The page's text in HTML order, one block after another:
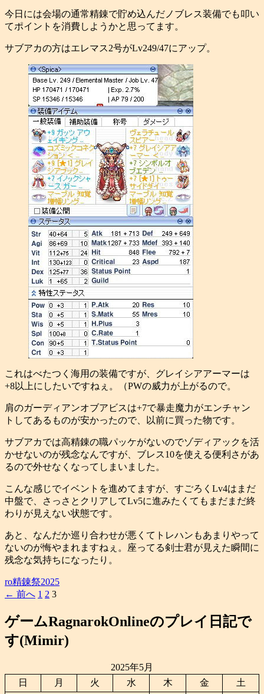
今日には会場の通常精錬で貯め込んだノブレス装備でも叩い
てポイントを消費しようかと思ってます。
サブアカの方はエレマス2号がLv249/47にアップ。
これはべたつく海用の装備ですが、グレイシアアーマーは
+8以上にしたいですねぇ。（PWの威力が上がるので。
肩のガーディアンオブアビスは+7で暴走魔力がエンチャン
トしてあるものが安かったので、以前に買った物です。
サブアカでは高精錬の職パッケがないのでゾディアックを活
かせないのが残念なんですが、ブレス10を使える便利さがあ
るので外せなくなってしまいました。
こんな感じでイベントを進めてますが、すごろくLv4はまだ
中盤で、さっさとクリアしてLv5に進みたくてもまだまだ終
わりが見えない状態です。
あと、なんだか巡り合わせが悪くてトレハンもあまりやって
ないのが悔やまれますねぇ。座ってる剣士君が見えた瞬間に
残念な気持ちになったり。
ro精錬祭2025
投
ナ
ビ
ー
← 前へ 1 2 3
ゲームRagnarokOnlineのプレイ日記で
す(Mimir)
2025年5月
日
月 火 水 木 金
土